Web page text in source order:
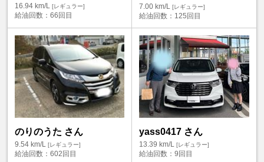
16.94 km/L [レギュラー]
給油回数： 66回目
7.00 km/L [レギュラー]
給油回数： 125回目
のりのうた さん
9.54 km/L [レギュラー]
給油回数： 602回目
yass0417 さん
13.39 km/L [レギュラー]
給油回数： 9回目